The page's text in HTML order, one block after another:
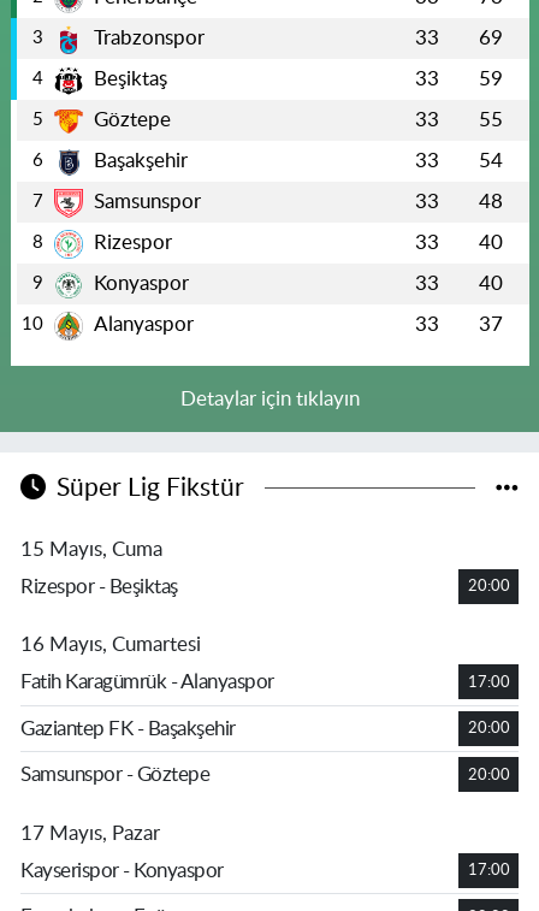
3 Trabzonspor 33 69
4 Beşiktaş 33 59
5 Göztepe 33 55
6 Başakşehir 33 54
7 Samsunspor 33 48
8 Rizespor 33 40
9 Konyaspor 33 40
10 Alanyaspor 33 37
Detaylar için tıklayın
Süper Lig Fikstür
15 Mayıs, Cuma
Rizespor - Beşiktaş
20:00
16 Mayıs, Cumartesi
Fatih Karagümrük - Alanyaspor
17:00
Gaziantep FK - Başakşehir 20:00
Samsunspor - Göztepe 20:00
17 Mayıs, Pazar
Kayserispor - Konyaspor
17:00